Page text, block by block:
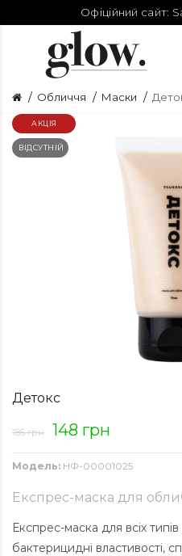
Офіційний сайт:
Обличчя Маски
АКЦІЯ
ВІДСУТНІЙ
Детокс
Експрес-маска для
185 грн 148 грн
Експрес-маска для всіх
бактерицидні властивості,
Модель: НФ-00001025